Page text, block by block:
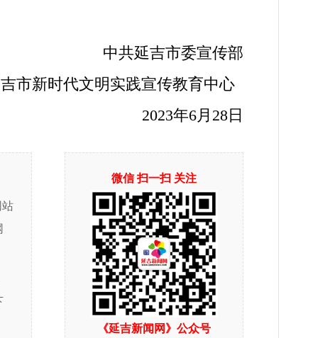
中共延吉市委宣传部
代文明实践宣传教育中心
2023年6月28日
微信 扫一扫 关注
《延吉新闻网》公众号
站